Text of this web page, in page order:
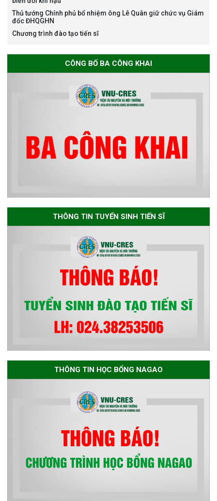
Thông báo chương trình học
bổng Nagao tại Việt Nam năm
ban chuyên môn đánh giá hồ
sơ chuyên môn cho các thí sinh
dự tuyển nghiên cứu sinh đợt 1
Thông báo danh sách thí sinh
đủ điều kiện dự tuyển Chương
trình đào tạo tiến sĩ chuyên
ngành Môi trường và phát triển
bền vững đợt 1 năm 2026
Thủ tướng Chính phủ bổ nhiệm ông Lê Quân giữ chức vụ Giám
đốc ĐHQGHN
Chương trình đào tạo tiến sĩ
CÔNG BỐ BA CÔNG KHAI
THÔNG TIN TUYỂN SINH TIẾN SĨ
THÔNG TIN HỌC BỔNG NAGAO